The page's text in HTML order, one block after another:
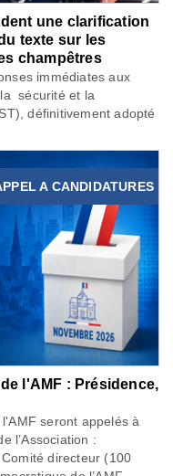
une clarification
texte sur les
champêtres
immédiates aux
la sécurité et la
définitivement adopté
A CANDIDATURES
l'AMF : Présidence,
seront appelés à
l’Association :
directeur (100